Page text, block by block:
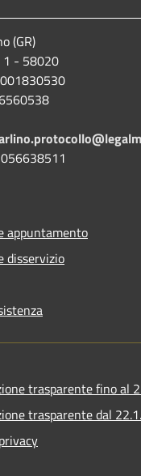
(GR)
- 58020
appuntamento
disservizio
trasparente fino al
trasparente dal